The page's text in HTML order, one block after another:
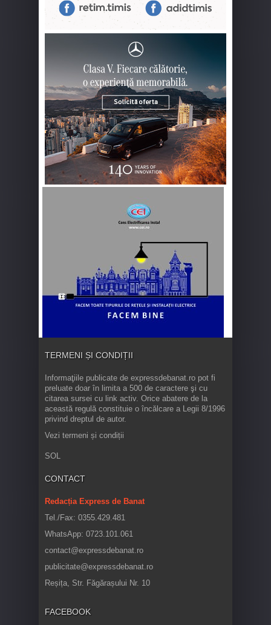
TERMENI ȘI CONDIȚII
Informaţiile publicate de expressdebanat.ro pot fi
preluate doar în limita a 500 de caractere şi cu
citarea sursei cu link activ. Orice abatere de la
această regulă constituie o încălcare a Legii 8/1996
privind dreptul de autor.
Vezi termeni și condiții
SOL
CONTACT
Redacția Express de Banat
Tel./Fax: 0355.429.481
WhatsApp: 0723.101.061
contact@expressdebanat.ro
publicitate@expressdebanat.ro
Reșița, Str. Făgărașului Nr. 10
FACEBOOK